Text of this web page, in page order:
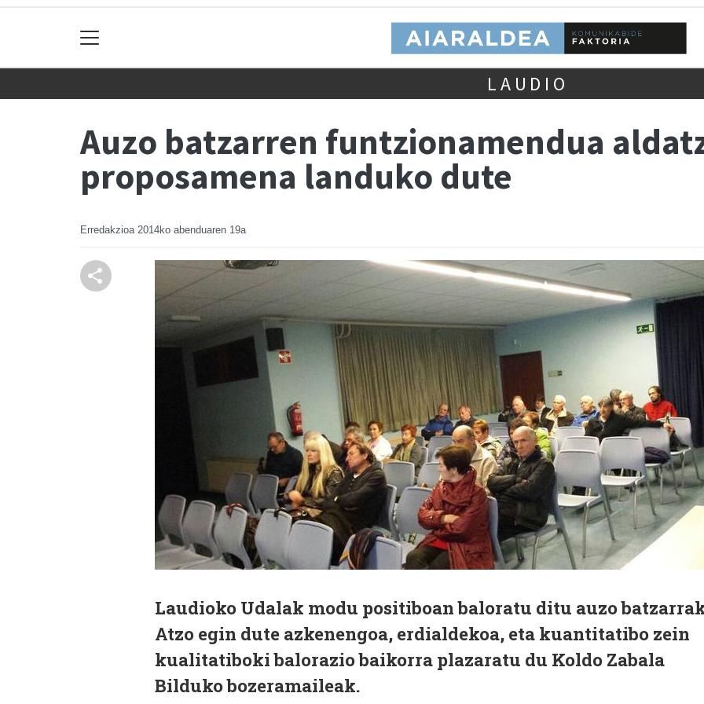
LAUDIO
Auzo batzarren funtzionamendua
proposamena landuko dute
Erredakzioa 2014ko abenduaren 19a
Laudioko Udalak modu positiboan baloratu ditu auzo
Atzo egin dute azkenengoa, erdialdekoa, eta kuantitatibo zein
kualitatiboki balorazio baikorra plazaratu du Koldo Zabala
Bilduko bozeramaileak.